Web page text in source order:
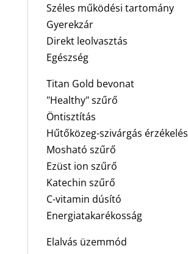
Széles működési tartomány
Gyerekzár
Direkt leolvasztás
Egészség
Titan Gold bevonat
"Healthy" szűrő
Öntisztítás
Hűtőközeg-szivárgás érzékelés
Mosható szűrő
Ezüst ion szűrő
Katechin szűrő
C-vitamin dúsító
Energiatakarékosság
Elalvás üzemmód